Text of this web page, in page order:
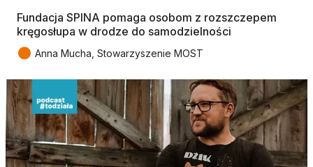
Fundacja SPINA pomaga osobom z rozszczepem
kręgosłupa w drodze do samodzielności
● Anna Mucha, Stowarzyszenie MOST